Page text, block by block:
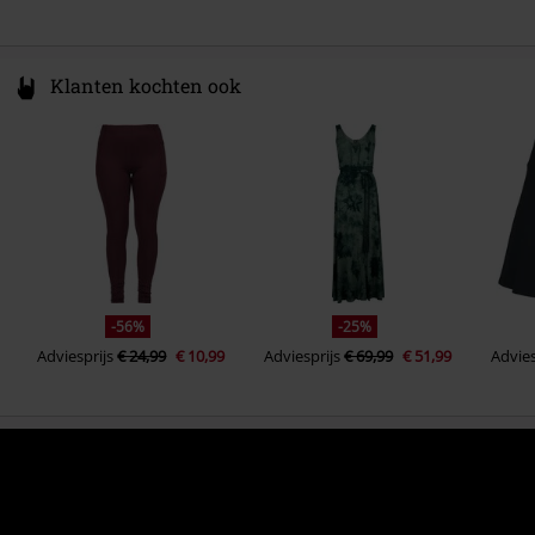
Klanten kochten ook
-56%
Adviesprijs€ 24,99 € 10,99
-25%
Adviesprijs€ 69,99 € 51,99